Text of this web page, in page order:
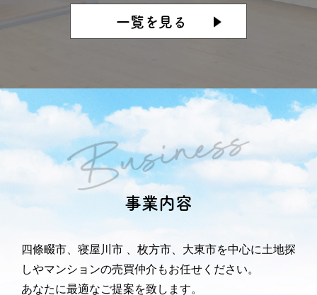
一覧を見る
事業内容
四條畷市、寝屋川市 、枚方市、大東市を中心に土地探
しやマンションの売買仲介もお任せください。
あなたに最適なご提案を致します。